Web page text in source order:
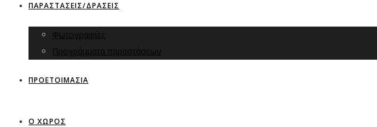
ΠΑΡΑΣΤΑΣΕΙΣ/ΔΡΑΣΕΙΣ
Φωτογραφίες
Προγράμματα παραστάσεων
ΠΡΟΕΤΟΙΜΑΣΙΑ
Ο ΧΩΡΟΣ